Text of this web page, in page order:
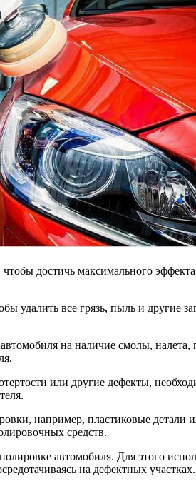
достичь максимального
все грязь, пыль и другие
на наличие смолы,
или другие дефекты,
например, пластиковые детали
средств.
автомобиля. Для этого
на дефектных участках.